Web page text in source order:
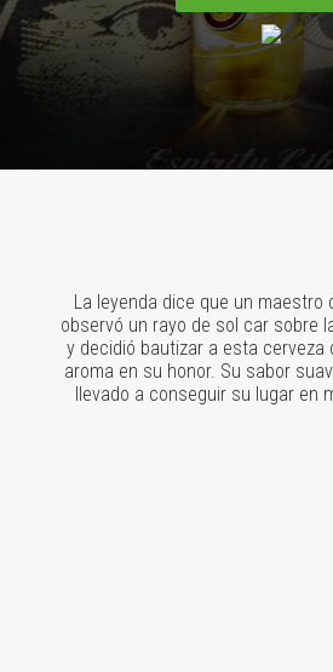
La leyenda dice que un maestro
observó un rayo de sol car sobre
y decidió bautizar a esta cerveza
aroma en su honor. Su sabor
llevado a conseguir su lugar en